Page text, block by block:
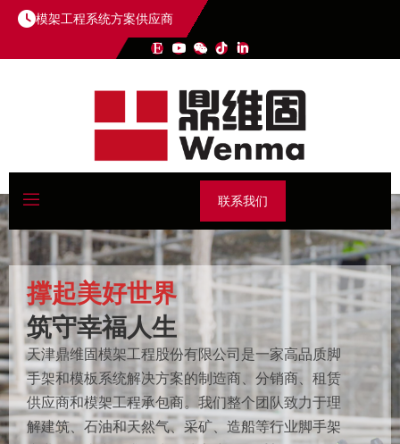
模架工程系统方案供应商
联系我们
撑起美好世界
筑守幸福人生
天津鼎维固模架工程股份有限公司是一家高品质脚
手架和模板系统解决方案的制造商、分销商、租赁
供应商和模架工程承包商。我们整个团队致力于理
解建筑、石油和天然气、采矿、造船等行业脚手架